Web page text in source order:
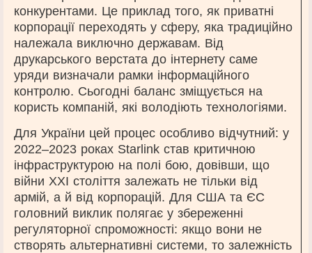
конкурентами. Це приклад того, як приватні
корпорації переходять у сферу, яка традиційно
належала виключно державам. Від
друкарського верстата до інтернету саме
уряди визначали рамки інформаційного
контролю. Сьогодні баланс зміщується на
користь компаній, які володіють технологіями.
Для України цей процес особливо відчутний: у
2022–2023 роках Starlink став критичною
інфраструктурою на полі бою, довівши, що
війни XXI століття залежать не тільки від
армій, а й від корпорацій. Для США та ЄС
головний виклик полягає у збереженні
регуляторної спроможності: якщо вони не
створять альтернативні системи, то залежність